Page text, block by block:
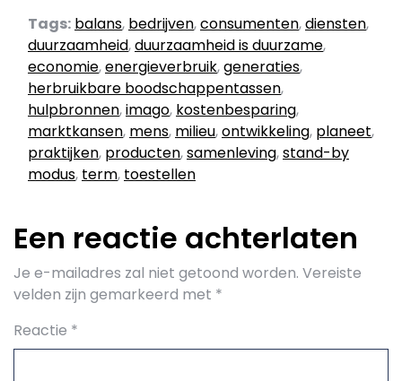
Tags: balans, bedrijven,consumenten,diensten,
duurzaamheid,duurzaamheid is duurzame,
economie,energieverbruik,generaties,
herbruikbare boodschappentassen,
hulpbronnen,imago, kostenbesparing,
marktkansen, mens, milieu,ontwikkeling, planeet,
praktijken, producten,samenleving,stand-by
modus, term, toestellen
Een reactie achterlaten
Je e-mailadres zal niet getoond worden. Vereiste
velden zijn gemarkeerd met *
Reactie *